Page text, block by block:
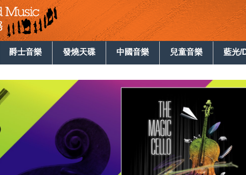
爵士音樂 發燒天碟 中國音樂 兒童音樂 藍光/